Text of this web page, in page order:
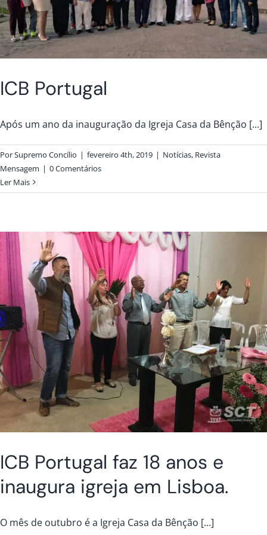
ICB Portugal
Após um ano da inauguração da Igreja Casa da Bênção [...]
PorSupremo Concílio | fevereiro 4th, 2019 | Notícias, Revista
Mensagem | 0 Comentários
Ler Mais
ICB Portugal faz 18 anos e
inaugura igreja em Lisboa.
O mês de outubro é a Igreja Casa da Bênção [...]